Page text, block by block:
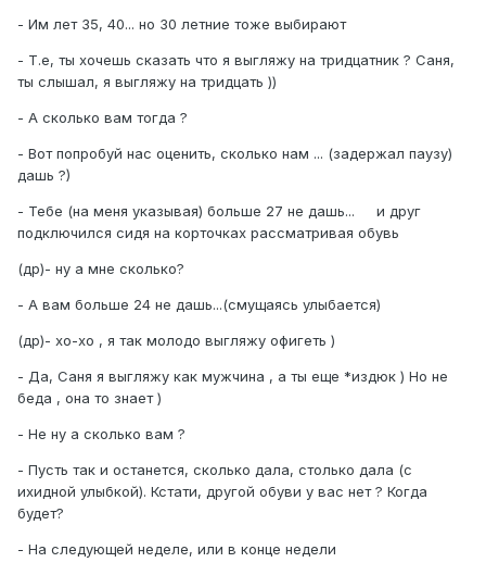
- Им лет 35, 40... но 30 летние тоже выбирают
- Т.е, ты хочешь сказать что я выгляжу на тридцатник ? Саня,
ты слышал, я выгляжу на тридцать ))
- А сколько вам тогда ?
- Вот попробуй нас оценить, сколько нам ... (задержал паузу)
дашь ?)
- Тебе (на меня указывая) больше 27 не дашь... и друг
подключился сидя на корточках рассматривая обувь
(др)- ну а мне сколько?
- А вам больше 24 не дашь...(смущаясь улыбается)
(др)- хо-хо , я так молодо выгляжу офигеть )
- Да, Саня я выгляжу как мужчина , а ты еще *издюк ) Но не
беда , она то знает )
- Не ну а сколько вам ?
- Пусть так и останется, сколько дала, столько дала (с
ихидной улыбкой). Кстати, другой обуви у вас нет ? Когда
будет?
- На следующей неделе, или в конце недели